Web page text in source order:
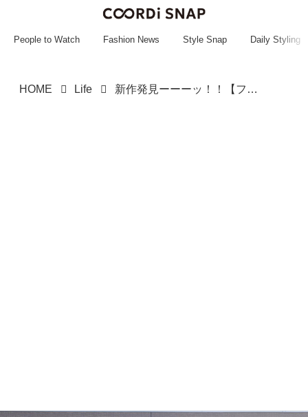
~~~~~~~~~~~
People to Watch Fashion News Style Snap Daily Styling
HOME Life 新作発見ーーーッ！！【ファミマ】おうちカフェが華やぐ「タルト & ケーキ」